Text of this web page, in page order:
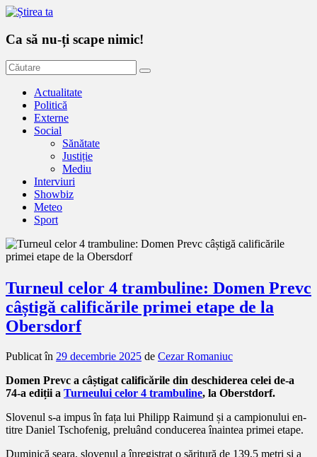
Ca să nu-ți scape nimic!
Actualitate
Politică
Externe
Social
Sănătate
Justiție
Mediu
Interviuri
Showbiz
Meteo
Sport
Turneul celor 4 trambuline: Domen Prevc
câștigă calificările primei etape de la
Obersdorf
Publicat în 29 decembrie 2025 de Cezar Romaniuc
Domen Prevc a câștigat calificările din deschiderea celei de-a
74-a ediții a Turneului celor 4 trambuline, la Oberstdorf.
Slovenul s-a impus în fața lui Philipp Raimund și a campionului en-
titre Daniel Tschofenig, preluând conducerea înaintea primei etape.
Duminică seara, slovenul a înregistrat o săritură de 139,5 metri și a